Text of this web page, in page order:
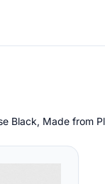
Black, Made from